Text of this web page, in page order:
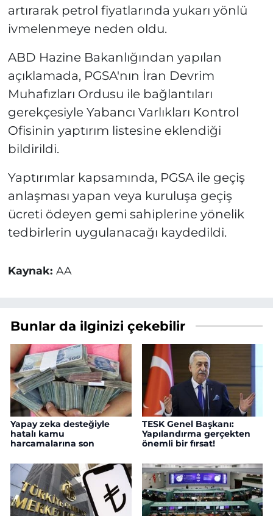
artırarak petrol fiyatlarında yukarı yönlü
ivmelenmeye neden oldu.
ABD Hazine Bakanlığından yapılan
açıklamada, PGSA'nın İran Devrim
Muhafızları Ordusu ile bağlantıları
gerekçesiyle Yabancı Varlıkları Kontrol
Ofisinin yaptırım listesine eklendiği
bildirildi.
Yaptırımlar kapsamında, PGSA ile geçiş
anlaşması yapan veya kuruluşa geçiş
ücreti ödeyen gemi sahiplerine yönelik
tedbirlerin uygulanacağı kaydedildi.
Kaynak: AA
Bunlar da ilginizi çekebilir
Yapay zeka desteğiyle
hatalı kamu
harcamalarına son
TESK Genel Başkanı:
Yapılandırma gerçekten
önemli bir fırsat!